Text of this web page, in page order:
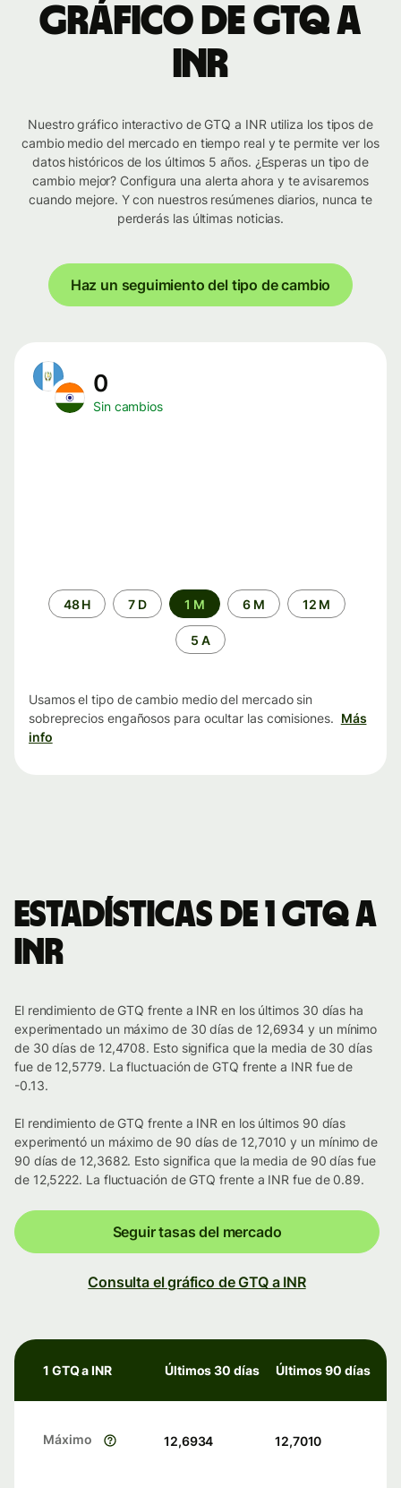
Gráfico de GTQ a
INR
Nuestro gráfico interactivo de GTQ a INR utiliza los tipos de
cambio medio del mercado en tiempo real y te permite ver los
datos históricos de los últimos 5 años. ¿Esperas un tipo de
cambio mejor? Configura una alerta ahora y te avisaremos
cuando mejore. Y con nuestros resúmenes diarios, nunca te
perderás las últimas noticias.
Haz un seguimiento del tipo de cambio
0
Sin cambios
Periodo48 H 7 D 1 M 6 M 12 M
5 A
Usamos el tipo de cambio medio del mercado sin
sobreprecios engañosos para ocultar las comisiones. Más
info
Estadísticas de 1 GTQ a
INR
El rendimiento de GTQ frente a INR en los últimos 30 días ha
experimentado un máximo de 30 días de 12,6934 y un mínimo
de 30 días de 12,4708. Esto significa que la media de 30 días
fue de 12,5779. La fluctuación de GTQ frente a INR fue de
-0.13.
El rendimiento de GTQ frente a INR en los últimos 90 días
experimentó un máximo de 90 días de 12,7010 y un mínimo de
90 días de 12,3682. Esto significa que la media de 90 días fue
de 12,5222. La fluctuación de GTQ frente a INR fue de 0.89.
Seguir tasas del mercado
Consulta el gráfico de GTQ a INR
1 GTQ a INR Últimos 30 días Últimos 90 días
Máximo 12,6934 12,7010